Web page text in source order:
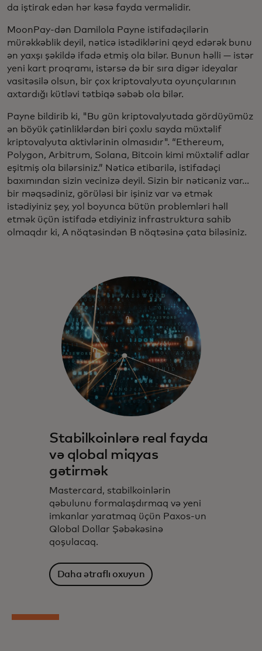
da iştirak edən hər kəsə fayda verməlidir.
MoonPay-dən Damilola Payne istifadəçilərin
mürəkkəblik deyil, nəticə istədiklərini qeyd edərək bunu
ən yaxşı şəkildə ifadə etmiş ola bilər. Bunun həlli — istər
yeni kart proqramı, istərsə də bir sıra digər ideyalar
vasitəsilə olsun, bir çox kriptovalyuta oyunçularının
axtardığı kütləvi tətbiqə səbəb ola bilər.
Payne bildirib ki, "Bu gün kriptovalyutada gördüyümüz
ən böyük çətinliklərdən biri çoxlu sayda müxtəlif
kriptovalyuta aktivlərinin olmasıdır". “Ethereum,
Polygon, Arbitrum, Solana, Bitcoin kimi müxtəlif adlar
eşitmiş ola bilərsiniz.” Nəticə etibarilə, istifadəçi
baxımından sizin vecinizə deyil. Sizin bir nəticəniz var...
bir məqsədiniz, görüləsi bir işiniz var və etmək
istədiyiniz şey, yol boyunca bütün problemləri həll
etmək üçün istifadə etdiyiniz infrastruktura sahib
olmaqdır ki, A nöqtəsindən B nöqtəsinə çata biləsiniz.
Stabilkoinlərə real fayda
və qlobal miqyas
gətirmək
Mastercard, stabilkoinlərin
qəbulunu formalaşdırmaq və yeni
imkanlar yaratmaq üçün Paxos-un
Qlobal Dollar Şəbəkəsinə
qoşulacaq.
Daha ətraflı oxuyun